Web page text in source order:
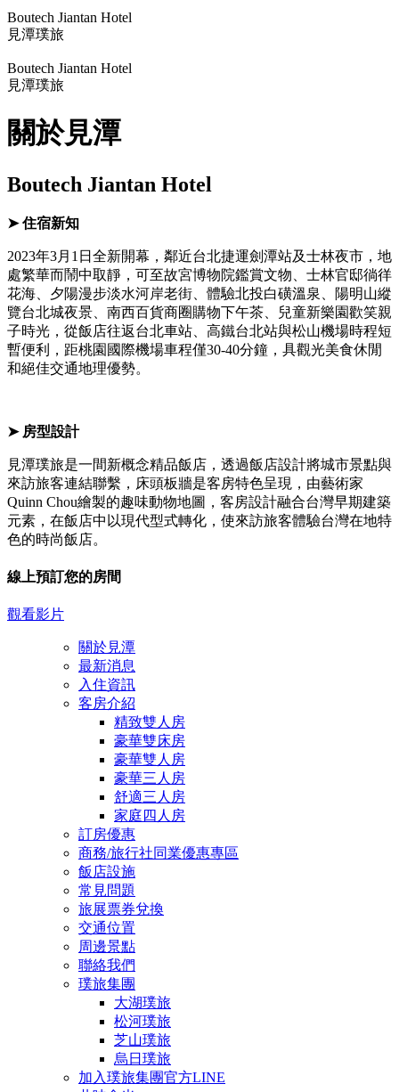
Boutech Jiantan Hotel
見潭璞旅
Boutech Jiantan Hotel
見潭璞旅
關於見潭
Boutech Jiantan Hotel
➤ 住宿新知
2023年3月1日全新開幕，鄰近台北捷運劍潭站及士林夜市，地
處繁華而鬧中取靜，可至故宮博物院鑑賞文物、士林官邸徜徉
花海、夕陽漫步淡水河岸老街、體驗北投白磺溫泉、陽明山縱
覽台北城夜景、南西百貨商圈購物下午茶、兒童新樂園歡笑親
子時光，從飯店往返台北車站、高鐵台北站與松山機場時程短
暫便利，距桃園國際機場車程僅30-40分鐘，具觀光美食休閒
和絕佳交通地理優勢。
➤ 房型設計
見潭璞旅是一間新概念精品飯店，透過飯店設計將城市景點與
來訪旅客連結聯繫，床頭板牆是客房特色呈現，由藝術家
Quinn Chou繪製的趣味動物地圖，客房設計融合台灣早期建築
元素，在飯店中以現代型式轉化，使來訪旅客體驗台灣在地特
色的時尚飯店。
線上預訂您的房間
關
觀看影片
關於見潭
最新消息
入住資訊
客房介紹
精致雙人房
豪華雙床房
豪華雙人房
豪華三人房
舒適三人房
家庭四人房
訂房優惠
商務/旅行社同業優惠專區
飯店設施
常見問題
旅展票券兌換
交通位置
周邊景點
聯絡我們
璞旅集團
大湖璞旅
松河璞旅
芝山璞旅
烏日璞旅
加入璞旅集團官方LINE